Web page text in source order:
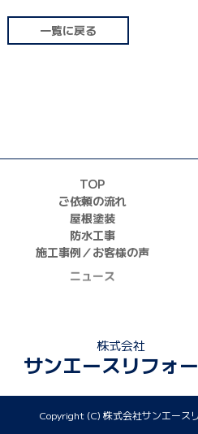
一覧に戻る
TOP
ご依頼の流れ
屋根塗装
防水工事
施工事例／お客様の声
ニュース
株式会社
サンエースリフォ
Copyright (C) 株式会社サンエース